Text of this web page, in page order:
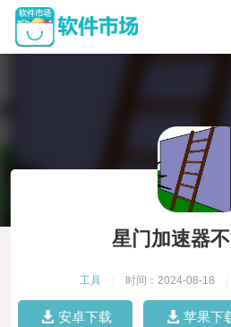
星门加速器
工具 时间：2024-08-18
安卓下载 苹果下